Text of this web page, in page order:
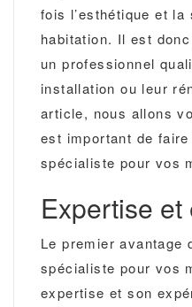
fois l’esthétique et
habitation. Il est
un professionnel
installation ou leur
article, nous allons
est important de
spécialiste pour vos
Expertise
Le premier avantage
spécialiste pour vos
expertise et son